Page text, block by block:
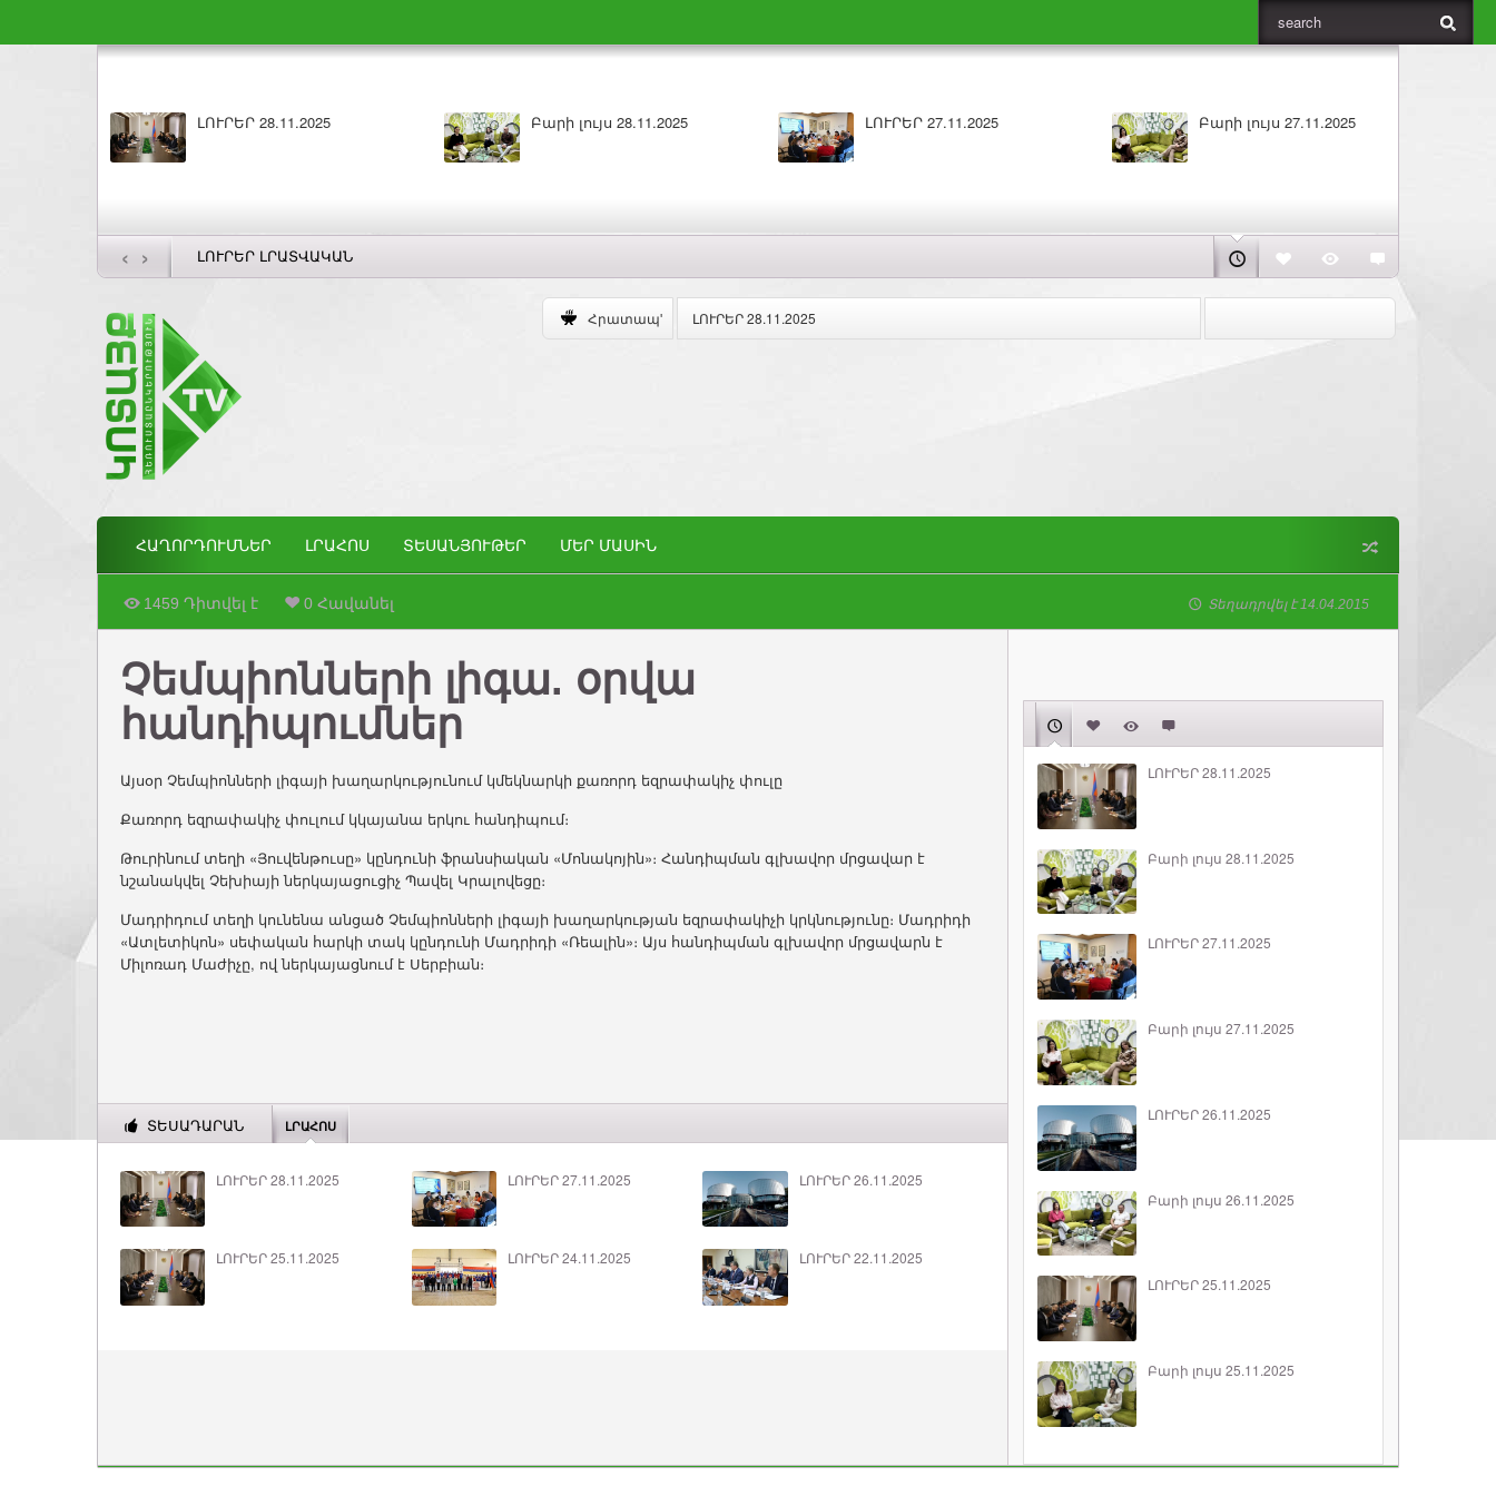
ԼՈՒՐԵՐ 28.11.2025 Բարի լույս 28.11.2025 ԼՈՒՐԵՐ 27.11.2025 Բարի լույս 27.11.2025
‹ › ԼՈՒՐԵՐ ԼՐԱՏՎԱԿԱՆ
Հրատապ' ԼՈՒՐԵՐ 28.11.2025
ՀԱՂՈՐԴՈՒՄՆԵՐ ԼՐԱՀՈՍ ՏԵՍԱՆՅՈՒԹԵՐ ՄԵՐ ՄԱՍԻՆ
1459 Դիտվել է 0 Հավանել Տեղադրվել է 14.04.2015
Չեմպիոնների լիգա. օրվա
հանդիպումներ
Այսօր Չեմպիոնների լիգայի խաղարկությունում կմեկնարկի քառորդ եզրափակիչ փուլը
Քառորդ եզրափակիչ փուլում կկայանա երկու հանդիպում։
Թուրինում տեղի «Յուվենթուսը» կընդունի ֆրանսիական «Մոնակոյին»։ Հանդիպման գլխավոր մրցավար է
նշանակվել Չեխիայի ներկայացուցիչ Պավել Կրալովեցը։
Մադրիդում տեղի կունենա անցած Չեմպիոնների լիգայի խաղարկության եզրափակիչի կրկնությունը։ Մադրիդի
«Ատլետիկոն» սեփական հարկի տակ կընդունի Մադրիդի «Ռեալին»։ Այս հանդիպման գլխավոր մրցավարն է
Միլոռադ Մաժիչը, ով ներկայացնում է Սերբիան։
ՏԵՍԱԴԱՐԱՆ ԼՐԱՀՈՍ
ԼՈՒՐԵՐ 28.11.2025 ԼՈՒՐԵՐ 27.11.2025 ԼՈՒՐԵՐ 26.11.2025
ԼՈՒՐԵՐ 25.11.2025 ԼՈՒՐԵՐ 24.11.2025 ԼՈՒՐԵՐ 22.11.2025
ԼՈՒՐԵՐ 28.11.2025
Բարի լույս 28.11.2025
ԼՈՒՐԵՐ 27.11.2025
Բարի լույս 27.11.2025
ԼՈՒՐԵՐ 26.11.2025
Բարի լույս 26.11.2025
ԼՈՒՐԵՐ 25.11.2025
Բարի լույս 25.11.2025